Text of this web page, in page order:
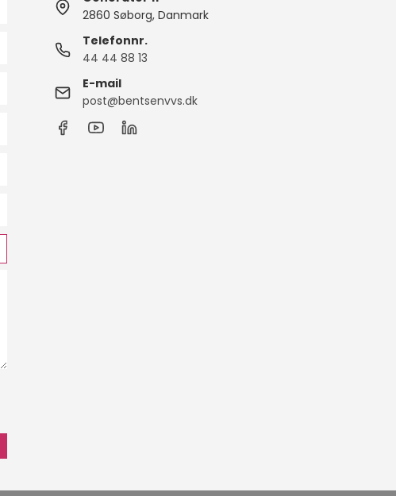
2860 Søborg, Danmark
Telefonnr.
44 44 88 13
E-mail
post@bentsenvvs.dk